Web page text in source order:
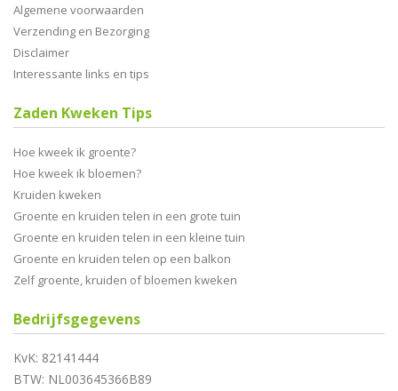
Algemene voorwaarden
Verzending en Bezorging
Disclaimer
Interessante links en tips
Zaden Kweken Tips
Hoe kweek ik groente?
Hoe kweek ik bloemen?
Kruiden kweken
Groente en kruiden telen in een grote tuin
Groente en kruiden telen in een kleine tuin
Groente en kruiden telen op een balkon
Zelf groente, kruiden of bloemen kweken
Bedrijfsgegevens
KvK: 82141444
BTW: NL003645366B89